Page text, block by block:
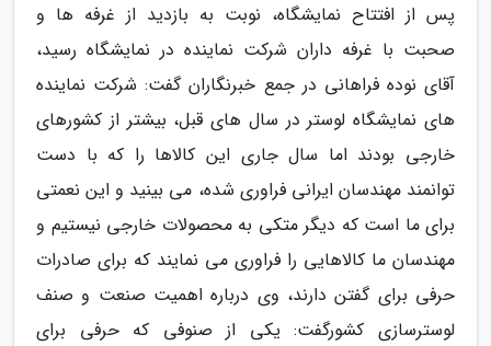
پس از افتتاح نمایشگاه، نوبت به بازدید از غرفه ها و
صحبت با غرفه داران شرکت نماینده در نمایشگاه رسید،
آقای نوده فراهانی در جمع خبرنگاران گفت: شرکت نماینده
های نمایشگاه لوستر در سال های قبل، بیشتر از کشورهای
خارجی بودند اما سال جاری این کالاها را که با دست
توانمند مهندسان ایرانی فراوری شده، می بینید و این نعمتی
برای ما است که دیگر متکی به محصولات خارجی نیستیم و
مهندسان ما کالاهایی را فراوری می نمایند که برای صادرات
حرفی برای گفتن دارند، وی درباره اهمیت صنعت و صنف
لوسترسازی کشورگفت: یکی از صنوفی که حرفی برای